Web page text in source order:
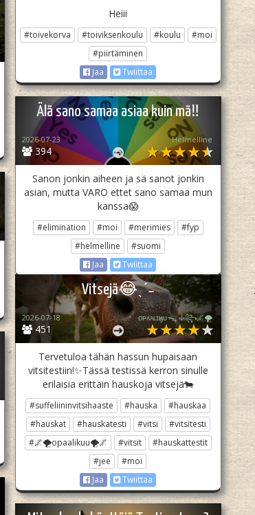
Heiii
#toivekorva #toiviksenkoulu #koulu
#moi
#piirtäminen
Jaa
Twiittaa
Älä sano samaa asiaa kuin mä‼️
394
2026-07-23 Helmelline
Sanon jonkin aiheen ja sä sanot jonkin
asian, mutta VARO ettet sano samaa mun
kanssa😱
#elimination #moi #merimies
#fyp
#helmelline
#suomi
Jaa
Twiittaa
Vitsejä😂ˎˊ˗
451
2026-07-18 ᴏᴘᴀᴀʟɪӄᴜᴜᯓ₊ ⊹꧂🌌🌪
Tervetuloa tähän hassun hupaisaan
vitsitestiin!✨Tässä testissä kerron sinulle
erilaisia erittäin hauskoja vitsejä🐄
#suffeliininvitsihaaste #hauska
#hauskaa
#hauskat
#hauskatesti #vitsi
#vitsitesti
#🌌🌪opaalikuu🌪🌌
#vitsit
#hauskattestit
#jee
#moi
Jaa
Twiittaa